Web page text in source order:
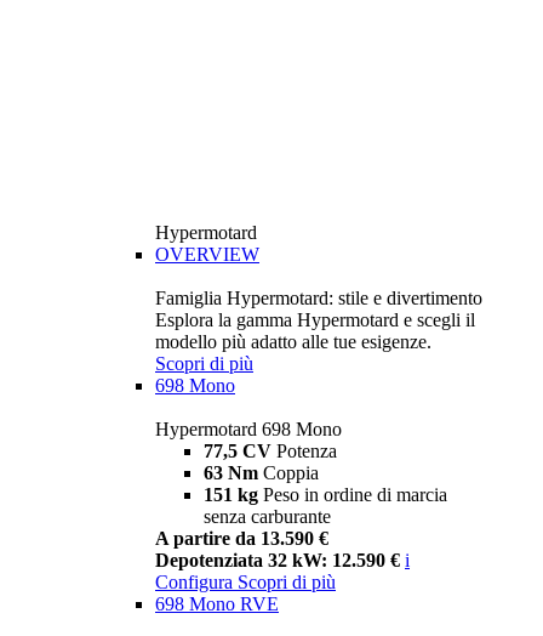
Hypermotard
OVERVIEW
Famiglia Hypermotard: stile e divertimento
Esplora la gamma Hypermotard e scegli il
modello più adatto alle tue esigenze.
Scopri di più
698 Mono
Hypermotard 698 Mono
77,5 CV Potenza
63 Nm Coppia
151 kg Peso in ordine di marcia
senza carburante
A partire da 13.590 €
Depotenziata 32 kW: 12.590 € i
Configura Scopri di più
698 Mono RVE